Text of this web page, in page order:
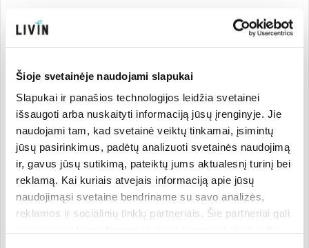
Šioje svetainėje naudojami slapukai
Slapukai ir panašios technologijos leidžia svetainei
išsaugoti arba nuskaityti informaciją jūsų įrenginyje. Jie
naudojami tam, kad svetainė veiktų tinkamai, įsimintų
jūsų pasirinkimus, padėtų analizuoti svetainės naudojimą
ir, gavus jūsų sutikimą, pateiktų jums aktualesnį turinį bei
reklamą. Kai kuriais atvejais informaciją apie jūsų
naudojimąsi svetaine bendriname su savo analizės,
reklamos ir socialinių tinklų partneriais. Šie partneriai gali
Beje, jos gali būti pagamintos ir pačių pačių geriausių
pomidorų. Kas geriau, ar konservuotas geras pomidoras,
ar „šviežias“ dirbtinai išaugintas - jau bus asmeninis
cukrus nėra aktualus, bet paimkime kriaušę ar persiką.
Kadangi vaisiai šie saldūs, išspaudus sultis jose cukraus
koncentracija bus gerokai didesnė nei vaisiuose. Kai kam
ji gali būti ir per didelė. Tuomet reikia tiesiog pamažinti
kiekį. Mėgstantiems operuoti maistinėmis sudėtimis
bendra taisyklė yra tokia: kuo saldžiame produkte
mažiau skaidulinių medžiagų, tuo tas saldumas stipriau
paveiks mūsų organizmą ir pakels cukraus kiekį. Būtent
šis aspektas verčia atidžiau pažvelgti į sultis - kokias jas
rinktis ir kiek jų vartoti.